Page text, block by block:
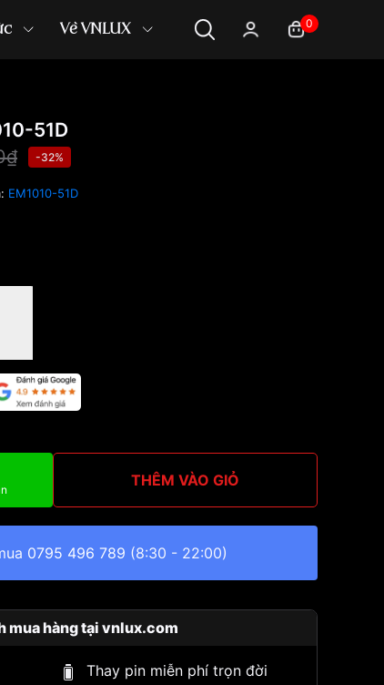
Về VNLUX 0
51D
-32%
EM1010-51D
THÊM VÀO GIỎ
0795 496 789 (8:30 - 22:00)
mua hàng tại vnlux.com
Thay pin miễn phí trọn đời